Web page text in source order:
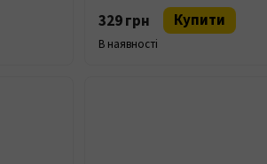
329 грн Купити
В наявності